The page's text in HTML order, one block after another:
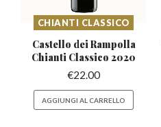
CHIANTI CLASSICO
Castello dei Rampolla
Chianti Classico 2020
€22.00
AGGIUNGI AL CARRELLO